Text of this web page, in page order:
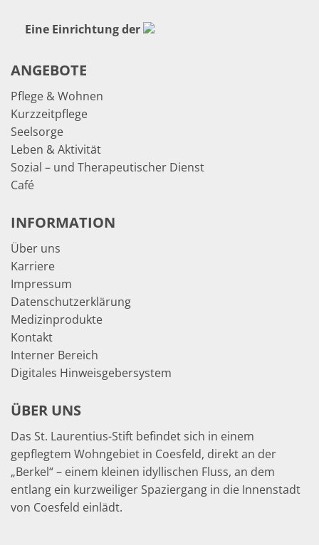
Eine Einrichtung der
ANGEBOTE
Pflege & Wohnen
Kurzzeitpflege
Seelsorge
Leben & Aktivität
Sozial – und Therapeutischer Dienst
Café
INFORMATION
Über uns
Karriere
Impressum
Datenschutzerklärung
Medizinprodukte
Kontakt
Interner Bereich
Digitales Hinweisgebersystem
ÜBER UNS
Das St. Laurentius-Stift befindet sich in einem
gepflegtem Wohngebiet in Coesfeld, direkt an der
„Berkel“ – einem kleinen idyllischen Fluss, an dem
entlang ein kurzweiliger Spaziergang in die Innenstadt
von Coesfeld einlädt.